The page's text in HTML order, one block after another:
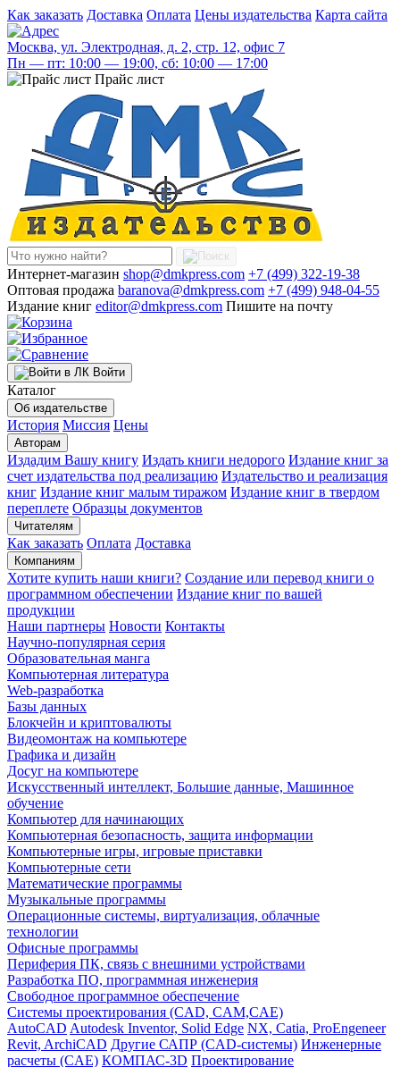
Как заказать Доставка Оплата Цены издательства Карта сайта
Москва, ул. Электродная, д. 2, стр. 12, офис 7
Пн — пт: 10:00 — 19:00, сб: 10:00 — 17:00
Прайс лист
Интернет-магазин shop@dmkpress.com +7 (499) 322-19-38
Оптовая продажа baranova@dmkpress.com +7 (499) 948-04-55
Издание книг editor@dmkpress.com Пишите на почту
Войти
Каталог
Об издательстве
История Миссия Цены
Авторам
Издадим Вашу книгу Издать книги недорого Издание книг за
счет издательства под реализацию Издательство и реализация
книг Издание книг малым тиражом Издание книг в твердом
переплете Образцы документов
Читателям
Как заказать Оплата Доставка
Компаниям
Хотите купить наши книги? Создание или перевод книги о
программном обеспечении Издание книг по вашей
продукции
Наши партнеры Новости Контакты
Научно-популярная серия
Образовательная манга
Компьютерная литература
Web-разработка
Базы данных
Блокчейн и криптовалюты
Видеомонтаж на компьютере
Графика и дизайн
Досуг на компьютере
Искусственный интеллект, Большие данные, Машинное
обучение
Компьютер для начинающих
Компьютерная безопасность, защита информации
Компьютерные игры, игровые приставки
Компьютерные сети
Математические программы
Музыкальные программы
Операционные системы, виртуализация, облачные
технологии
Офисные программы
Периферия ПК, связь с внешними устройствами
Разработка ПО, программная инженерия
Свободное программное обеспечение
Системы проектирования (CAD, CAM,CAE)
AutoCAD Autodesk Inventor, Solid Edge NX, Catia, ProEngeneer
Revit, ArchiCAD Другие САПР (CAD-системы) Инженерные
расчеты (CAE) КОМПАС-3D Проектирование